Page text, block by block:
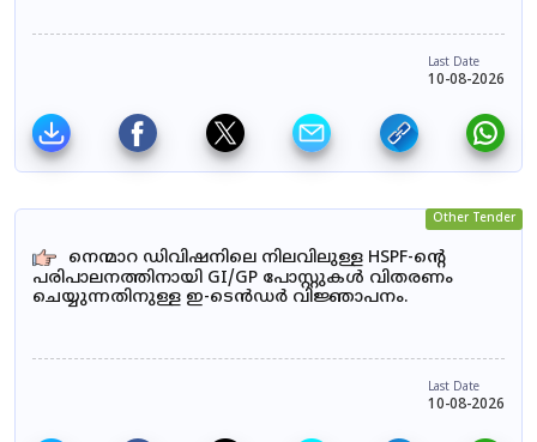
Last Date
10-08-2026
Other Tender
നെന്മാറ ഡിവിഷനിലെ നിലവിലുള്ള HSPF-ന്റെ
പരിപാലനത്തിനായി GI/GP പോസ്റ്റുകൾ വിതരണം
ചെയ്യുന്നതിനുള്ള ഇ-ടെൻഡർ വിജ്ഞാപനം.
Last Date
10-08-2026